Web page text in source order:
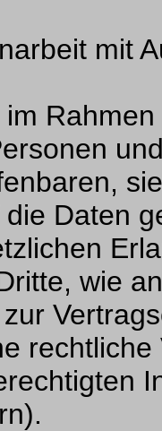
mit
Daten
wie